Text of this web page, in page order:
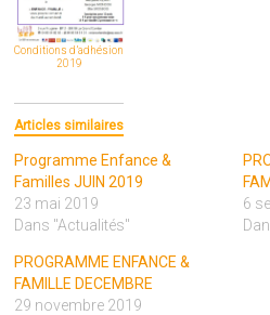
Conditions d’adhésion
2019
Articles similaires
Programme Enfance &
Familles JUIN 2019
23 mai 2019
Dans "Actualités"
6
PROGRAMME ENFANCE &
FAMILLE DECEMBRE
29 novembre 2019